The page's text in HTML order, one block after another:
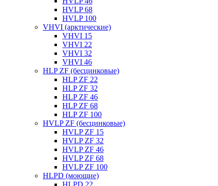
HVLP 68
HVLP 100
VHVI (арктические)
VHVI 15
VHVI 22
VHVI 32
VHVI 46
HLP ZF (бесцинковые)
HLP ZF 22
HLP ZF 32
HLP ZF 46
HLP ZF 68
HLP ZF 100
HVLP ZF (бесцинковые)
HVLP ZF 15
HVLP ZF 32
HVLP ZF 46
HVLP ZF 68
HVLP ZF 100
HLPD (моющие)
HLPD 22